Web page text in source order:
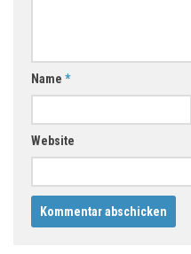
Name *
Website